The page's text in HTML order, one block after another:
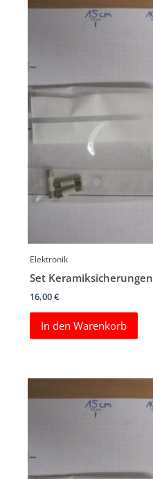
Elektronik
Set Keramiksicherungen
16,00€
In den Warenkorb